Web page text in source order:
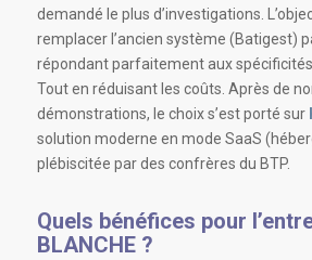
demandé le plus d’investigations
remplacer l’ancien système (Batigest)
répondant parfaitement aux spécificités
Tout en réduisant les coûts Après de
démonstrations, le choix s’est porté sur
solution moderne en mode SaaS
plébiscitée par des confrères du BTP.
Quels bénéfices pour
BLANCHE ?